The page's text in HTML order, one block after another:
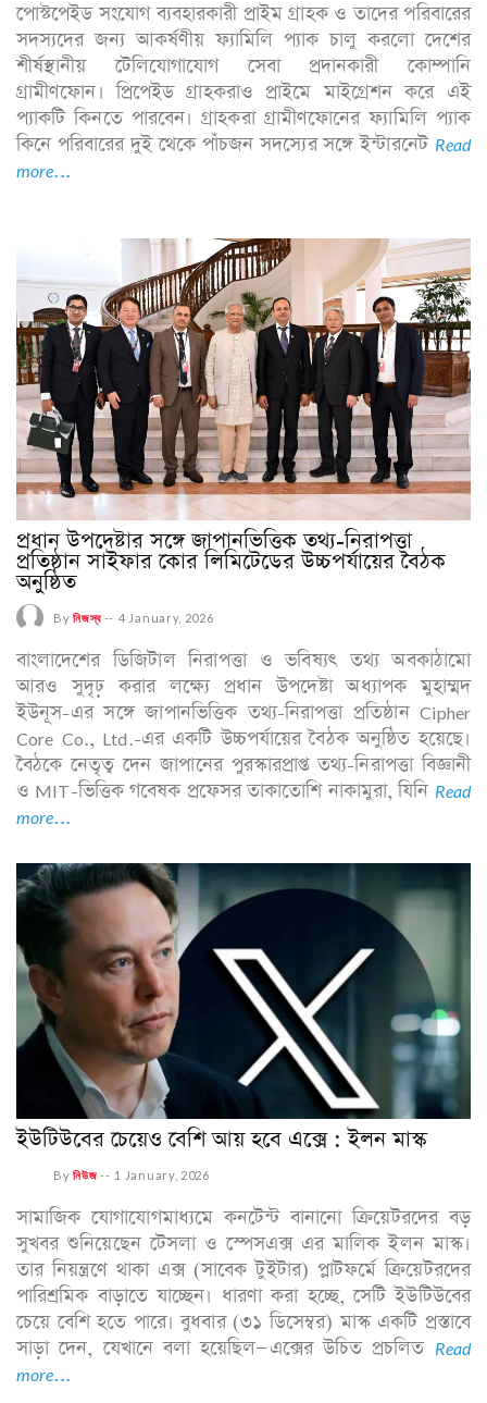
পোস্টপেইড সংযোগ ব্যবহারকারী প্রাইম গ্রাহক ও তাদের পরিবারের
সদস্যদের জন্য আকর্ষণীয় ফ্যামিলি প্যাক চালু করলো দেশের
শীর্ষস্থানীয় টেলিযোগাযোগ সেবা প্রদানকারী কোম্পানি
গ্রামীণফোন। প্রিপেইড গ্রাহকরাও প্রাইমে মাইগ্রেশন করে এই
প্যাকটি কিনতে পারবেন। গ্রাহকরা গ্রামীণফোনের ফ্যামিলি প্যাক
কিনে পরিবারের দুই থেকে পাঁচজন সদস্যের সঙ্গে ইন্টারনেট Read
more...
প্রধান উপদেষ্টার সঙ্গে জাপানভিত্তিক তথ্য-নিরাপত্তা
প্রতিষ্ঠান সাইফার কোর লিমিটেডের উচ্চপর্যায়ের বৈঠক
অনুষ্ঠিত
Byনিজস্ব-- 4 January, 2026
বাংলাদেশের ডিজিটাল নিরাপত্তা ও ভবিষ্যৎ তথ্য অবকাঠামো
আরও সুদৃঢ় করার লক্ষ্যে প্রধান উপদেষ্টা অধ্যাপক মুহাম্মদ
ইউনূস-এর সঙ্গে জাপানভিত্তিক তথ্য-নিরাপত্তা প্রতিষ্ঠান Cipher
Core Co., Ltd.-এর একটি উচ্চপর্যায়ের বৈঠক অনুষ্ঠিত হয়েছে।
বৈঠকে নেতৃত্ব দেন জাপানের পুরস্কারপ্রাপ্ত তথ্য-নিরাপত্তা বিজ্ঞানী
ও MIT-ভিত্তিক গবেষক প্রফেসর তাকাতোশি নাকামুরা, যিনি Read
more...
ইউটিউবের চেয়েও বেশি আয় হবে এক্সে : ইলন মাস্ক
Byনিউজ -- 1 January, 2026
সামাজিক যোগাযোগমাধ্যমে কনটেন্ট বানানো ক্রিয়েটরদের বড়
সুখবর শুনিয়েছেন টেসলা ও স্পেসএক্স এর মালিক ইলন মাস্ক।
তার নিয়ন্ত্রণে থাকা এক্স (সাবেক টুইটার) প্লাটফর্মে ক্রিয়েটরদের
পারিশ্রমিক বাড়াতে যাচ্ছেন। ধারণা করা হচ্ছে, সেটি ইউটিউবের
চেয়ে বেশি হতে পারে। বুধবার (৩১ ডিসেম্বর) মাস্ক একটি প্রস্তাবে
সাড়া দেন, যেখানে বলা হয়েছিল—এক্সের উচিত প্রচলিত Read
more...